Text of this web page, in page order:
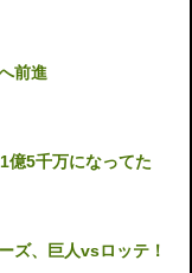
前進
5千万になってた
ズ、巨人vsロッテ！